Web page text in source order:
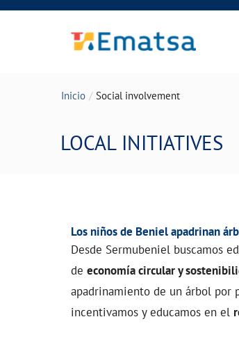
Inicio Social involvement
LOCAL INITIATIVES
Los niños de Beniel apadrinan
Desde Sermubeniel buscamos
de economía circular y
apadrinamiento de un árbol por
incentivamos y educamos en el